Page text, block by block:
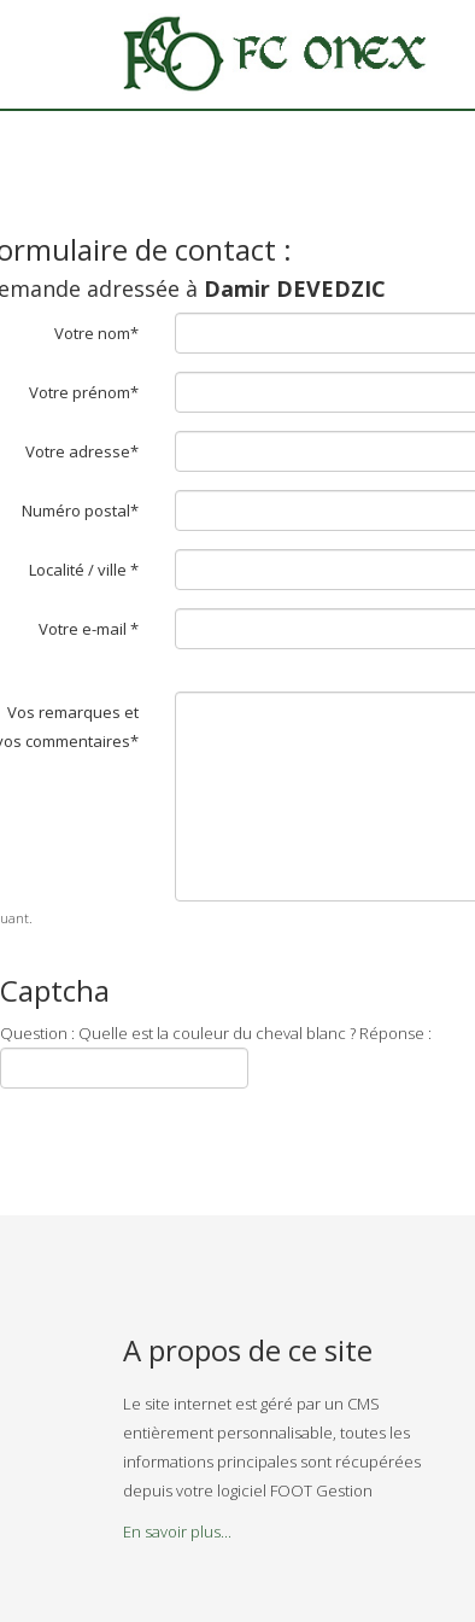
de contact :
adressée à Damir DEVEDZIC
Votre nom*
Votre prénom*
Votre adresse*
Numéro postal*
Localité / ville *
Votre e-mail *
Vos remarques et
commentaires*
Captcha
Question : Quelle est la couleur du cheval blanc ? Réponse :
A propos de ce site
Le site internet est géré par un CMS
entièrement personnalisable, toutes les
informations principales sont récupérées
depuis votre logiciel FOOT Gestion
En savoir plus...